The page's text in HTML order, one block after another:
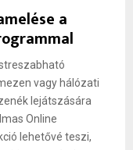
a
vagy hálózati
lejátszására
Online
lehetővé teszi,